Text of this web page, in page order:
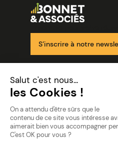
Image
S’inscrire à notre
Nos solutions
Nos cabinets
Mon espace client